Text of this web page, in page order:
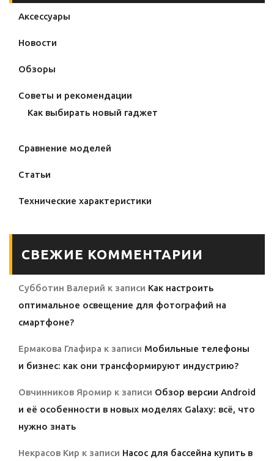
Аксессуары
Новости
Обзоры
Советы и рекомендации
Как выбирать новый гаджет
Сравнение моделей
Статьи
Технические характеристики
СВЕЖИЕ КОММЕНТАРИИ
Субботин Валерий к записи Как настроить
оптимальное освещение для фотографий на
смартфоне?
Ермакова Глафира к записи Мобильные телефоны
и бизнес: как они трансформируют индустрию?
Овчинников Яромир к записи Обзор версии Android
и её особенности в новых моделях Galaxy: всё, что
нужно знать
Некрасов Кир к записи Насос для бассейна купить в